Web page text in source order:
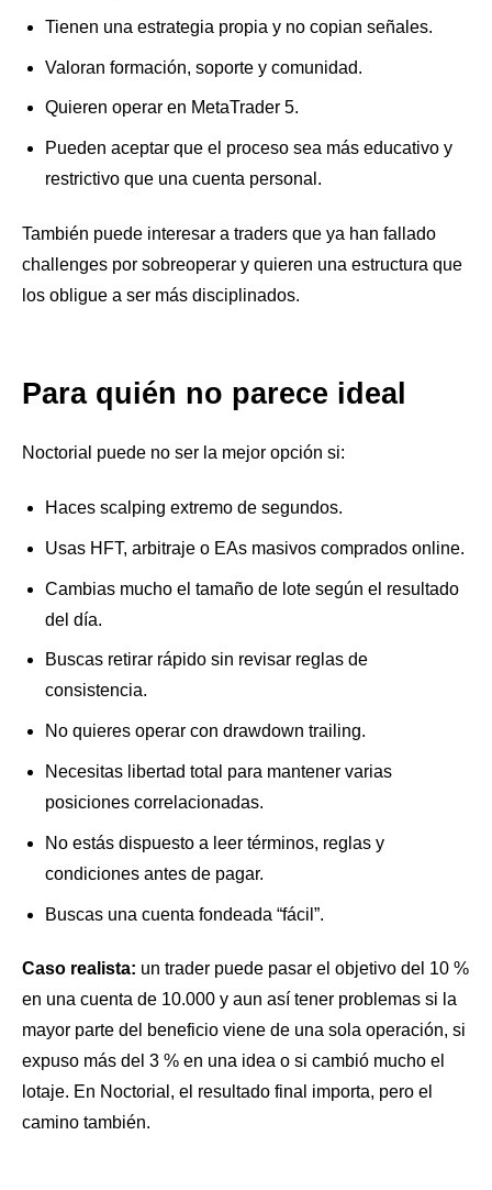
Tienen una estrategia propia y no copian señales.
Valoran formación, soporte y comunidad.
Quieren operar en MetaTrader 5.
Pueden aceptar que el proceso sea más educativo y
restrictivo que una cuenta personal.
También puede interesar a traders que ya han fallado
challenges por sobreoperar y quieren una estructura que
los obligue a ser más disciplinados.
Para quién no parece ideal
Noctorial puede no ser la mejor opción si:
Haces scalping extremo de segundos.
Usas HFT, arbitraje o EAs masivos comprados online.
Cambias mucho el tamaño de lote según el resultado
del día.
Buscas retirar rápido sin revisar reglas de
consistencia.
No quieres operar con drawdown trailing.
Necesitas libertad total para mantener varias
posiciones correlacionadas.
No estás dispuesto a leer términos, reglas y
condiciones antes de pagar.
Buscas una cuenta fondeada “fácil”.
Caso realista: un trader puede pasar el objetivo del 10 %
en una cuenta de 10.000 y aun así tener problemas si la
mayor parte del beneficio viene de una sola operación, si
expuso más del 3 % en una idea o si cambió mucho el
lotaje. En Noctorial, el resultado final importa, pero el
camino también.